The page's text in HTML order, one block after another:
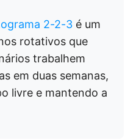
2-2-3 é um
rotativos que
trabalhem
em duas semanas,
livre e mantendo a